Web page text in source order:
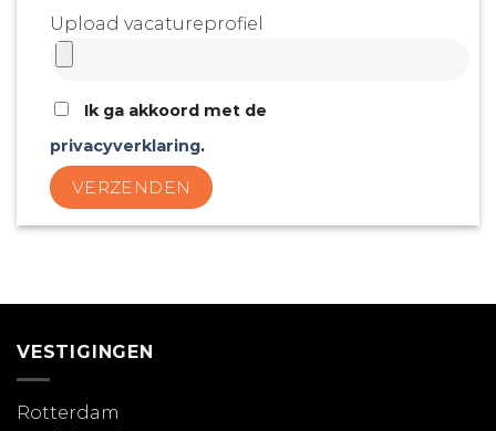
Upload vacatureprofiel
Ik ga akkoord met de
privacyverklaring.
VESTIGINGEN
Rotterdam